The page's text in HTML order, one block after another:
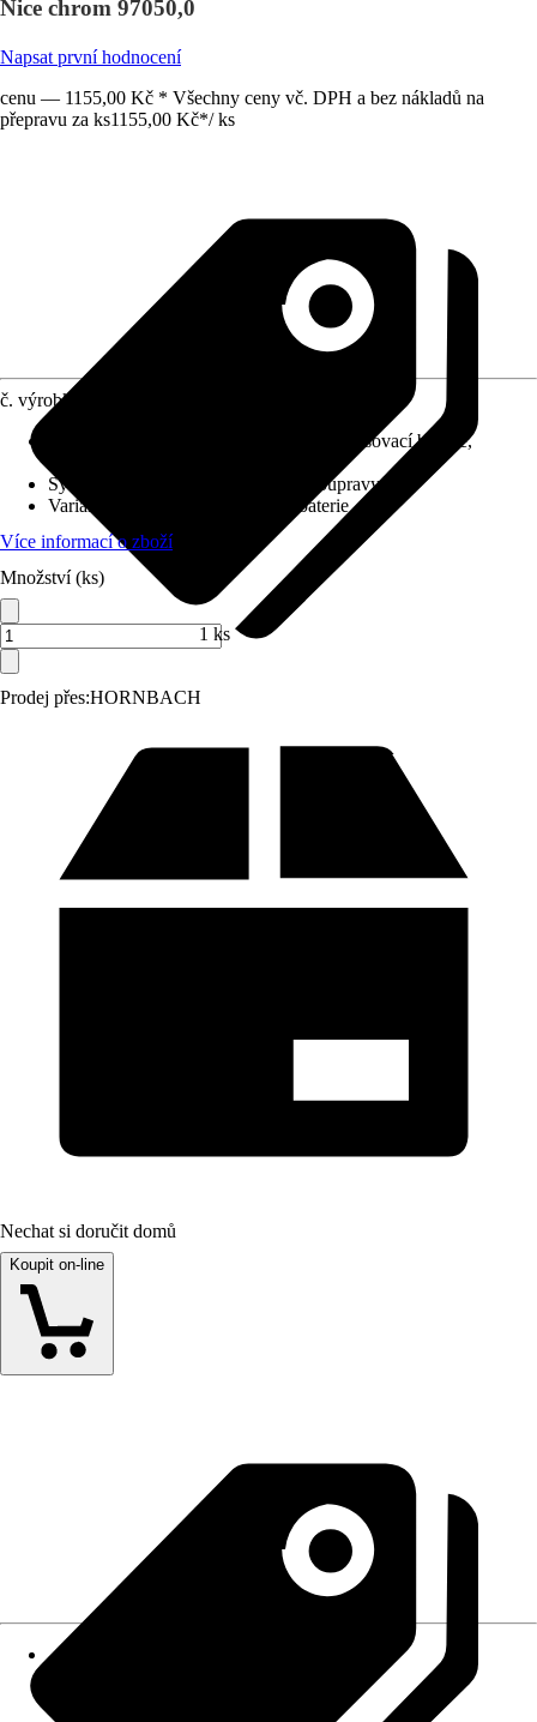
Nice chrom 97050,0
Napsat první hodnocení
cenu — 1155,00 Kč * Všechny ceny vč. DPH a bez nákladů na
přepravu za ks1155,00 Kč*/ ks
Prodej přes:HORNBACH
č. výrobku
Jednopáková směšovací baterie,
Systém vypouštění
Bez odtokové soupravy
Varianta
Podomítková sprchová baterie
Více informací o zboží
Množství (ks)
1 ks
Nechat si doručit domů
Koupit on-line